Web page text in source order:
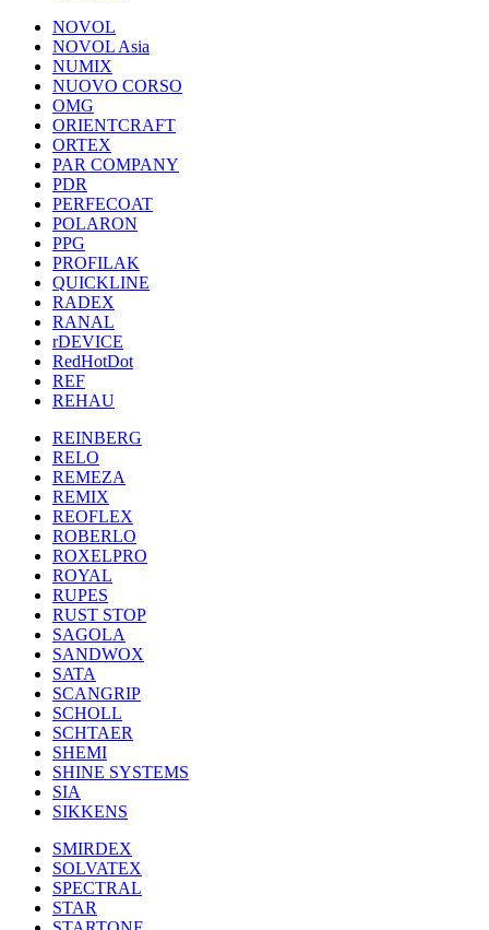
NOVOL
NOVOL Asia
NUMIX
NUOVO CORSO
OMG
ORIENTCRAFT
ORTEX
PAR COMPANY
PDR
PERFECOAT
POLARON
PPG
PROFILAK
QUICKLINE
RADEX
RANAL
rDEVICE
RedHotDot
REF
REHAU
REINBERG
RELO
REMEZA
REMIX
REOFLEX
ROBERLO
ROXELPRO
ROYAL
RUPES
RUST STOP
SAGOLA
SANDWOX
SATA
SCANGRIP
SCHOLL
SCHTAER
SHEMI
SHINE SYSTEMS
SIA
SIKKENS
SMIRDEX
SOLVATEX
SPECTRAL
STAR